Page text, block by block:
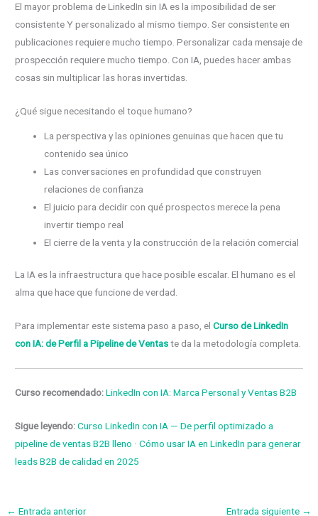
El mayor problema de LinkedIn sin IA es la imposibilidad de ser
consistente Y personalizado al mismo tiempo. Ser consistente en
publicaciones requiere mucho tiempo. Personalizar cada mensaje de
prospección requiere mucho tiempo. Con IA, puedes hacer ambas
cosas sin multiplicar las horas invertidas.
¿Qué sigue necesitando el toque humano?
La perspectiva y las opiniones genuinas que hacen que tu
contenido sea único
Las conversaciones en profundidad que construyen
relaciones de confianza
El juicio para decidir con qué prospectos merece la pena
invertir tiempo real
El cierre de la venta y la construcción de la relación comercial
La IA es la infraestructura que hace posible escalar. El humano es el
alma que hace que funcione de verdad.
Para implementar este sistema paso a paso, elCurso de LinkedIn
con IA: de Perfil a Pipeline de Ventaste da la metodología completa.
Curso recomendado:LinkedIn con IA: Marca Personal y Ventas B2B
Sigue leyendo:Curso LinkedIn con IA — De perfil optimizado a
pipeline de ventas B2B lleno ·Cómo usar IA en LinkedIn para generar
leads B2B de calidad en 2025
← Entrada anterior Entrada siguiente →